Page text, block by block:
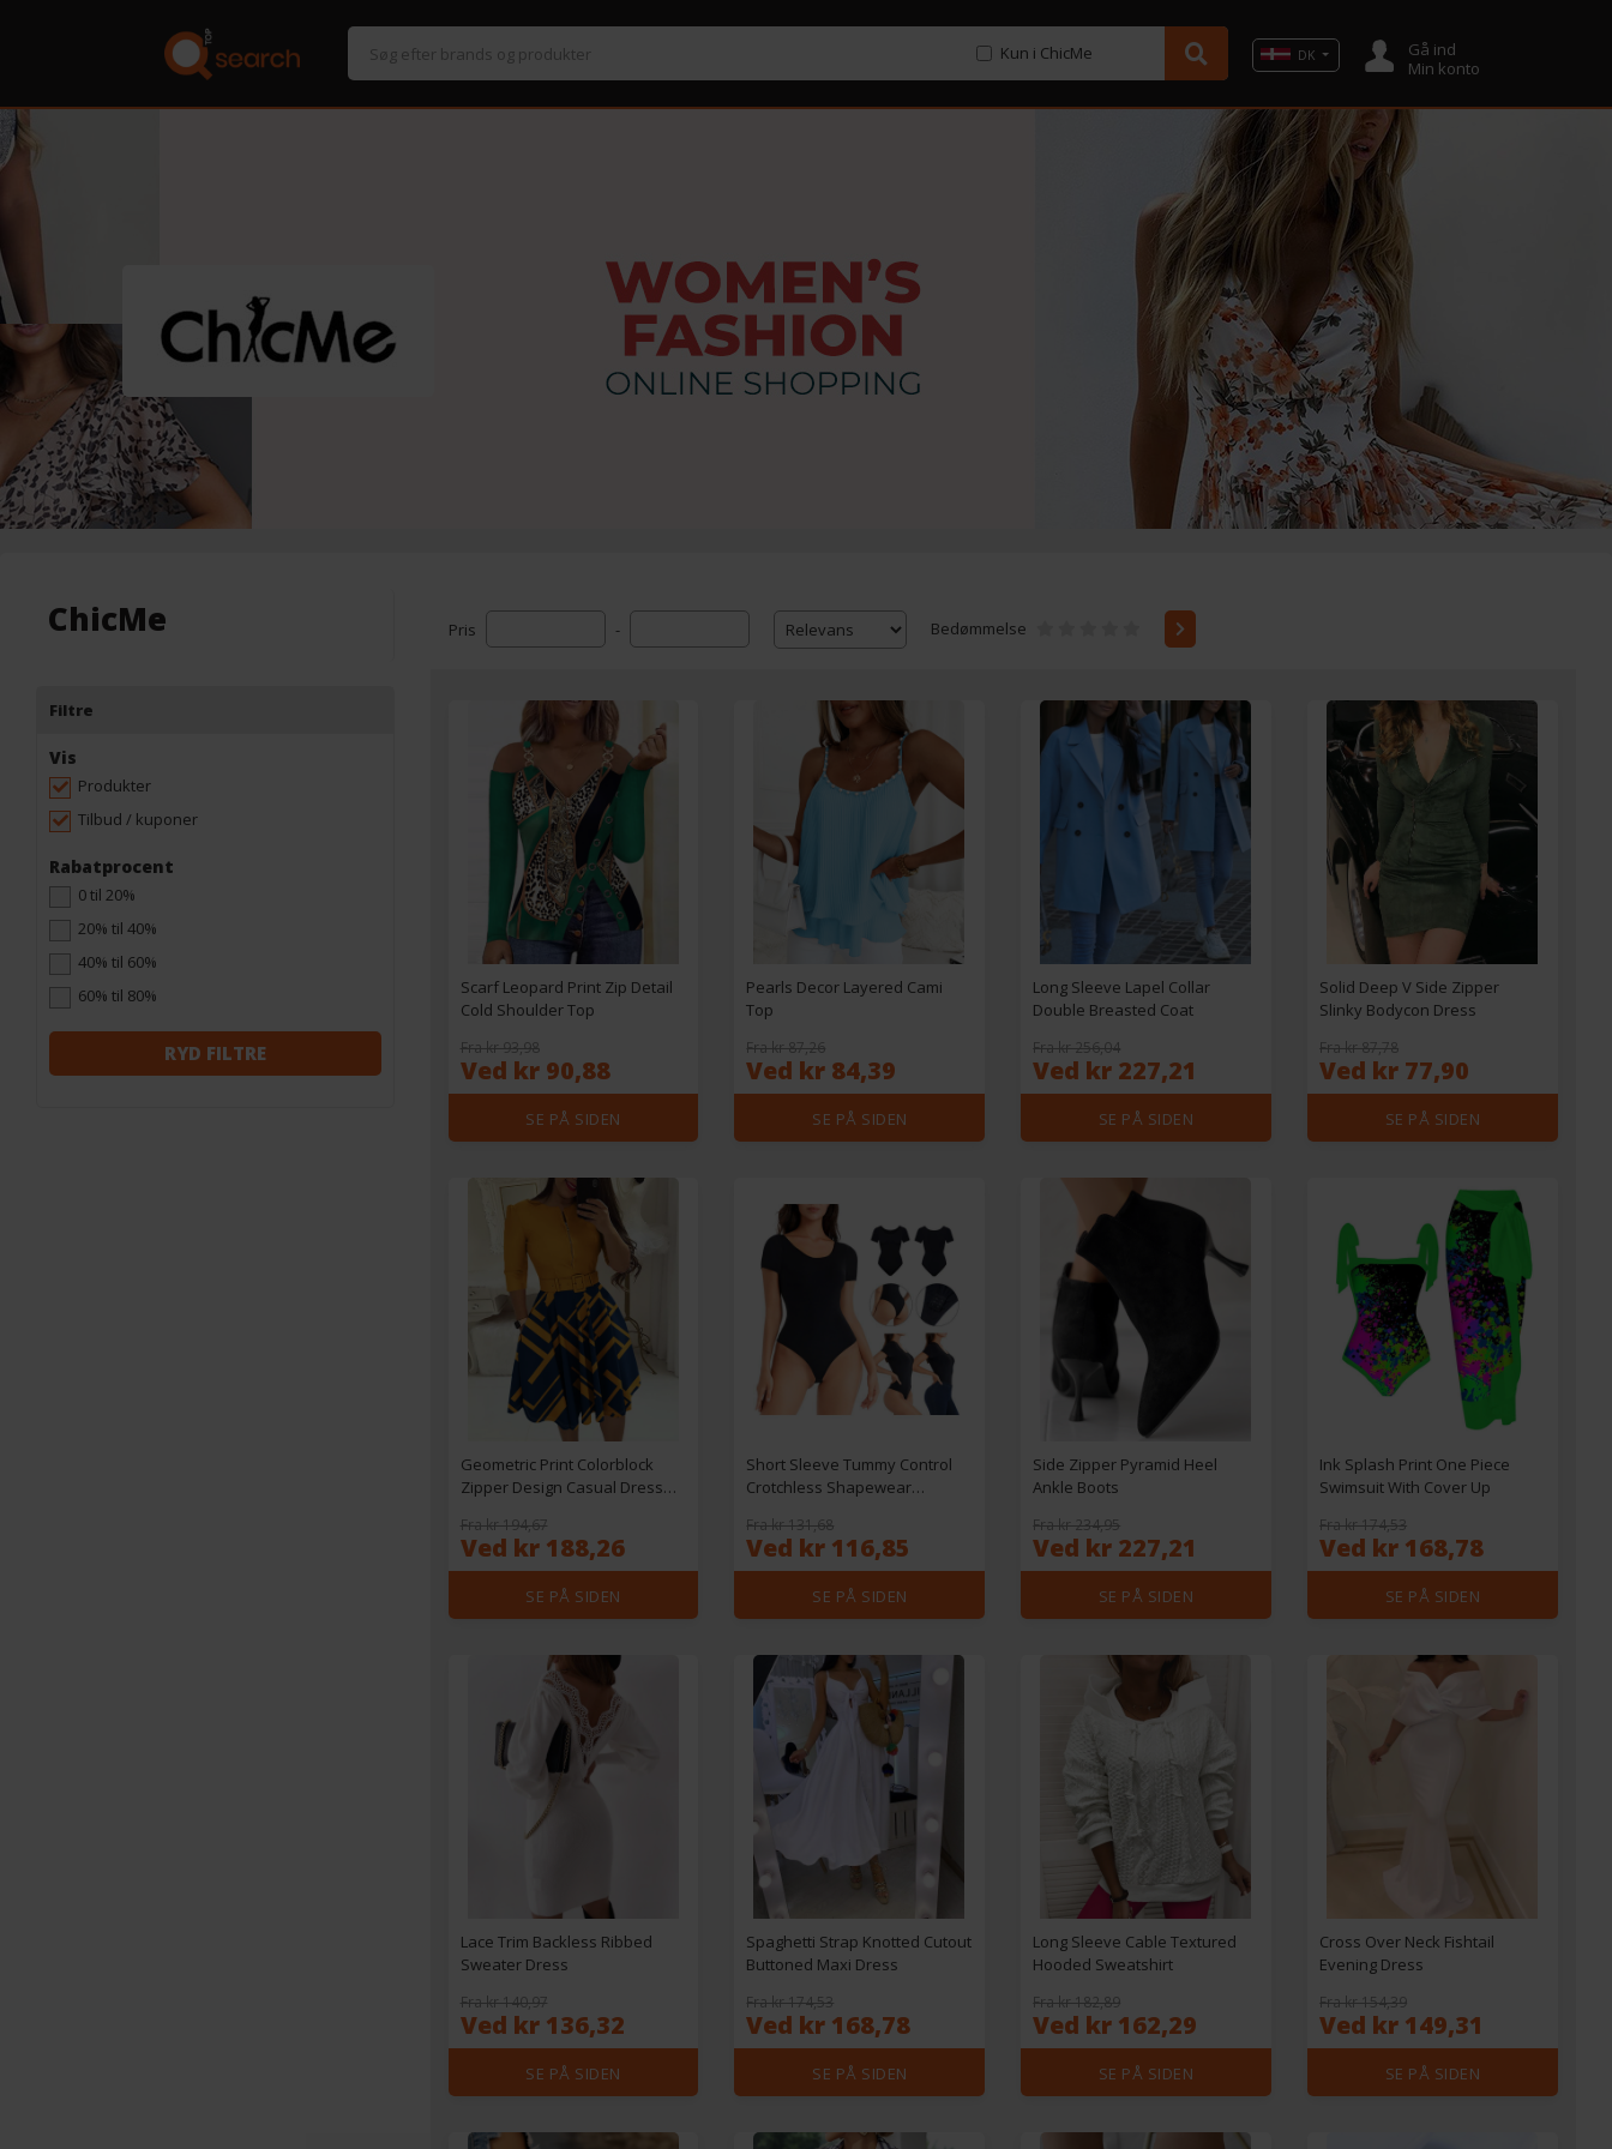
Kun i ChicMe DK
Gå ind
Min konto
ChicMe
Filtre
Vis
Produkter
Tilbud / kuponer
Rabatprocent
0 til 20%
20% til 40%
40% til 60%
60% til 80%
RYD FILTRE
Pris - Bedømmelse
Scarf Leopard Print Zip Detail
Cold Shoulder Top
Fra kr 93,98
Ved kr 90,88
SE PÅ SIDEN
Pearls Decor Layered Cami
Top
Fra kr 87,26
Ved kr 84,39
SE PÅ SIDEN
Long Sleeve Lapel Collar
Double Breasted Coat
Fra kr 256,04
Ved kr 227,21
SE PÅ SIDEN
Solid Deep V Side Zipper
Slinky Bodycon Dress
Fra kr 87,78
Ved kr 77,90
SE PÅ SIDEN
Geometric Print Colorblock
Zipper Design Casual Dress
Fra kr 194,67
Ved kr 188,26
SE PÅ SIDEN
Short Sleeve Tummy Control
Crotchless Shapewear
Fra kr 131,68
Ved kr 116,85
SE PÅ SIDEN
Side Zipper Pyramid Heel
Ankle Boots
Fra kr 234,95
Ved kr 227,21
SE PÅ SIDEN
Ink Splash Print One Piece
Swimsuit With Cover Up
Fra kr 174,53
Ved kr 168,78
SE PÅ SIDEN
Lace Trim Backless Ribbed
Sweater Dress
Fra kr 140,97
Ved kr 136,32
SE PÅ SIDEN
Spaghetti Strap Knotted Cutout
Buttoned Maxi Dress
Fra kr 174,53
Ved kr 168,78
SE PÅ SIDEN
Long Sleeve Cable Textured
Hooded Sweatshirt
Fra kr 182,89
Ved kr 162,29
SE PÅ SIDEN
Cross Over Neck Fishtail
Evening Dress
Fra kr 154,39
Ved kr 149,31
SE PÅ SIDEN